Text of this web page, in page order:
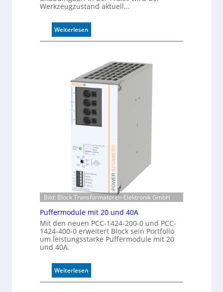
c
m
a
r
n
e
r
k
e
n
n
n
g
Werkzeugzustand aktuell…
Weiterlesen:
A
m
a
t
i
s
i
r
t
e
o
n
t
l
l
Bild: Block Transformatoren-Elektronik GmbH
Puffermodule mit 20 und 40A
Mit den neuen PCC-1424-200-0 und PCC-
1424-400-0 erweitert Block sein Portfolio
um leistungsstarke Puffermodule mit 20
und 40A.
Weiterlesen:
P